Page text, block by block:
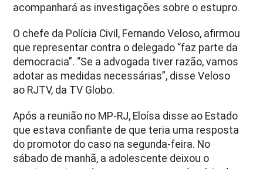
acompanhará as investigações sobre o estupro.
O chefe da Polícia Civil, Fernando Veloso, afirmou
que representar contra o delegado “faz parte da
democracia”. “Se a advogada tiver razão, vamos
adotar as medidas necessárias”, disse Veloso
ao RJTV, da TV Globo.
Após a reunião no MP-RJ, Eloísa disse ao Estado
que estava confiante de que teria uma resposta
do promotor do caso na segunda-feira. No
sábado de manhã, a adolescente deixou o